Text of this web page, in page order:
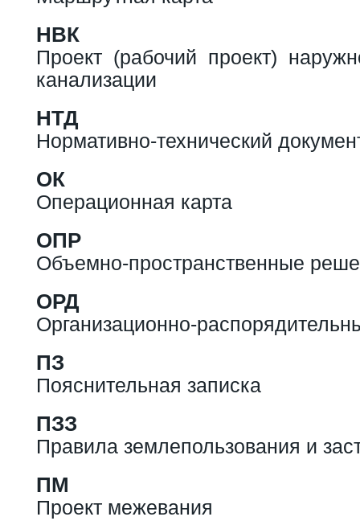
НВК
Проект (рабочий проект)
канализации
НТД
Нормативно-технический
ОК
Операционная карта
ОПР
Объемно-пространственные
ОРД
Организационно-
ПЗ
Пояснительная записка
ПЗЗ
Правила землепользования и
ПМ
Проект межевания